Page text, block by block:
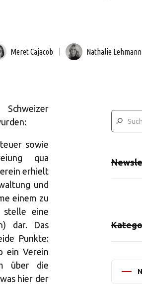
Meret Cajacob Nathalie Lehmann
sowie
qua
erhielt
und
einem zu
stelle eine
dar. Das
Punkte:
ein Verein
über die
hier der